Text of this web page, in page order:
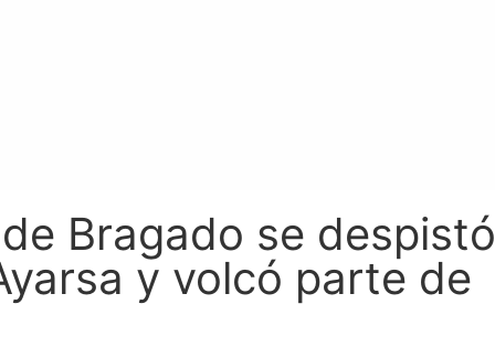
Bragado se despistó
y volcó parte de